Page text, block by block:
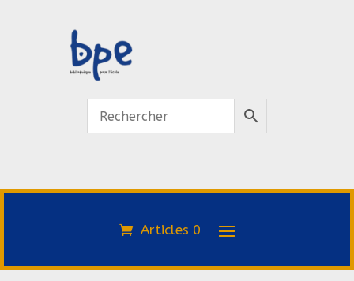
Articles 0